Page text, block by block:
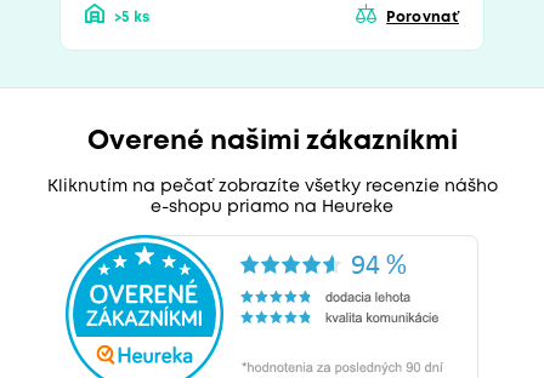
>5 ks Porovnať
Overené našimi zákazníkmi
Kliknutím na pečať zobrazíte všetky recenzie nášho
e-shopu priamo na Heureke